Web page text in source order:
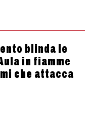
blinda le
in fiamme
che attacca